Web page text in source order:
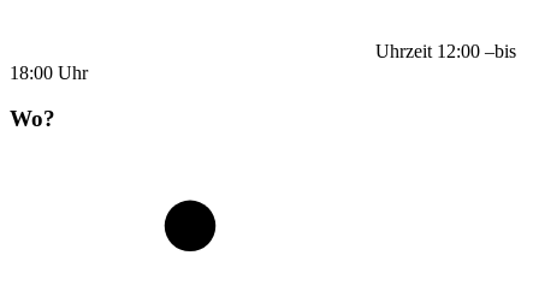
Uhrzeit 12:00 –bis
18:00 Uhr
Wo?